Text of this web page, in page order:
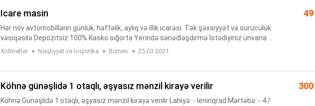
icare masin
Hər növ avtomobillərin günlük, həftəlik, aylıq və illik icarəsi. Tək şəxsiyyət və sürücülük
vəsiqəsilə Depozitsiz 100% Kasko sığorta Yerində sənədləşdirmə İstədiyiniz ünvana ç
atdırılma rent a car baku, rent a car in baku, avtomobil icarəsi, avtomobil...
Xidmətlər Nəqliyyat və loqistika Biznes 25.03.2021
49
köhnə günəşlidə 1 otaqlı, əşyasız mənzil kirayə verilir
Köhnə Günəşlidə 1 otaqlı, əşyasız mənzil kirayə verilir Lahiyə: - leninqrad Mərtəbə: - 4 /
300